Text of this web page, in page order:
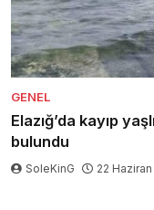
GENEL
Elazığ’da kayıp
bulundu
SoleKinG 22